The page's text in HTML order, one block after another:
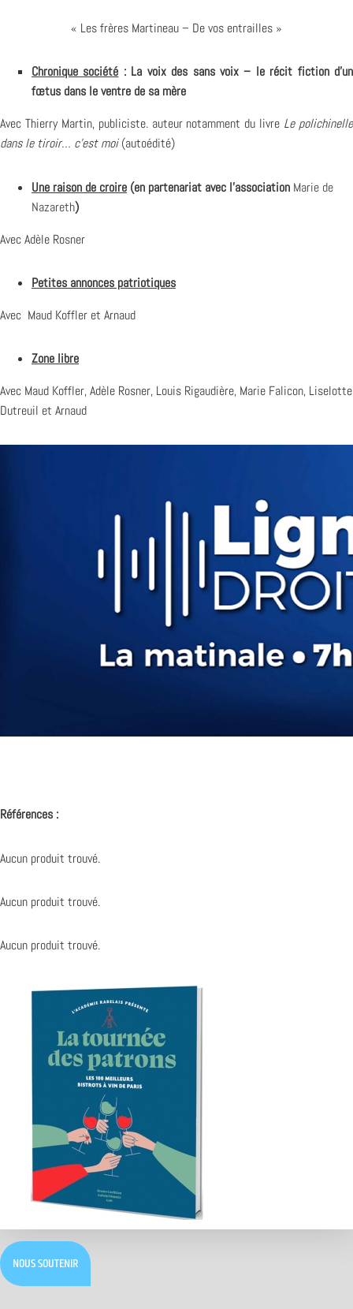
« Les frères Martineau – De vos entrailles »
Chronique société : La voix des sans voix – le récit fiction d’un
fœtus dans le ventre de sa mère
Avec Thierry Martin, publiciste. auteur notamment du livre Le polichinelle
dans le tiroir… c’est moi(autoédité)
Une raison de croire (en partenariat avec l’association Marie de
Nazareth)
Avec Adèle Rosner
Petites annonces patriotiques
Avec Maud Koffler et Arnaud
Zone libre
Avec Maud Koffler, Adèle Rosner, Louis Rigaudière, Marie Falicon, Liselotte
Dutreuil et Arnaud
Références :
Aucun produit trouvé.
Aucun produit trouvé.
Aucun produit trouvé.
NOUS SOUTENIR